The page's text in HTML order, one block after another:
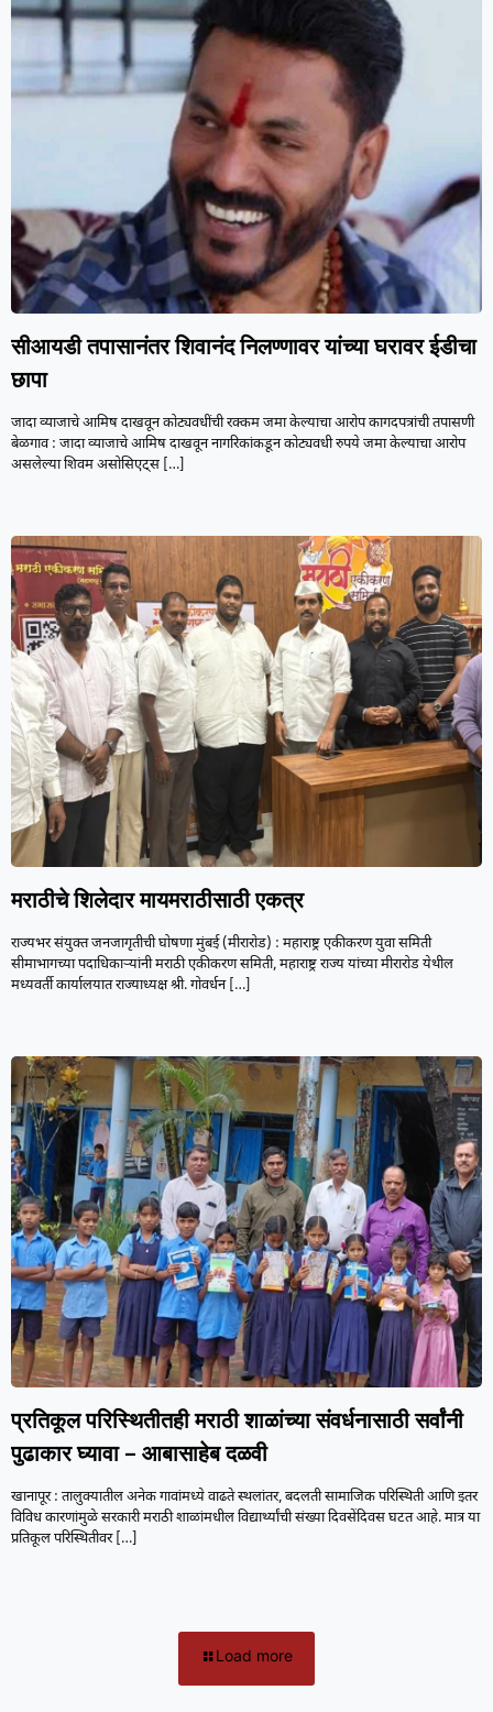
सीआयडी तपासानंतर शिवानंद निलण्णावर यांच्या घरावर ईडीचा
छापा
जादा व्याजाचे आमिष दाखवून कोट्यवधींची रक्कम जमा केल्याचा आरोप कागदपत्रांची तपासणी
बेळगाव : जादा व्याजाचे आमिष दाखवून नागरिकांकडून कोट्यवधी रुपये जमा केल्याचा आरोप
असलेल्या शिवम असोसिएट्स […]
मराठीचे शिलेदार मायमराठीसाठी एकत्र
राज्यभर संयुक्त जनजागृतीची घोषणा मुंबई (मीरारोड) : महाराष्ट्र एकीकरण युवा समिती
सीमाभागच्या पदाधिकाऱ्यांनी मराठी एकीकरण समिती, महाराष्ट्र राज्य यांच्या मीरारोड येथील
मध्यवर्ती कार्यालयात राज्याध्यक्ष श्री. गोवर्धन[…]
प्रतिकूल परिस्थितीतही मराठी शाळांच्या संवर्धनासाठी सर्वांनी
पुढाकार घ्यावा – आबासाहेब दळवी
खानापूर : तालुक्यातील अनेक गावांमध्ये वाढते स्थलांतर, बदलती सामाजिक परिस्थिती आणि इतर
विविध कारणांमुळे सरकारी मराठी शाळांमधील विद्यार्थ्यांची संख्या दिवसेंदिवस घटत आहे. मात्र या
प्रतिकूल परिस्थितीवर[…]
Load more